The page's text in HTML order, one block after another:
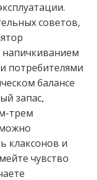
советов,
напичкиванием
потребителями
балансе
запас,
трем
клаксонов и
чувство